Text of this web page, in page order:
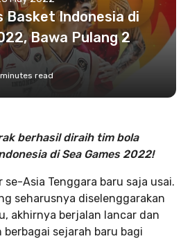
Basket Indonesia di
Bawa Pulang 2
minutes read
berhasil diraih tim bola
di Sea Games 2022!
se-Asia Tenggara baru saja usai.
seharusnya diselenggarakan
akhirnya berjalan lancar dan
sejarah baru bagi